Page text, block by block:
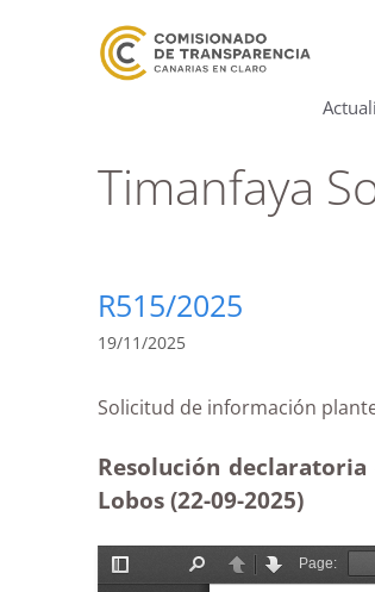
Timanfaya
R515/2025
19/11/2025
Solicitud de información
Resolución
Lobos (22-09-2025)